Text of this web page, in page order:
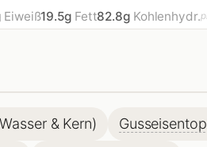
Eiweiß19.5g Fett82.8g Kohlenhydr.
& Kern)